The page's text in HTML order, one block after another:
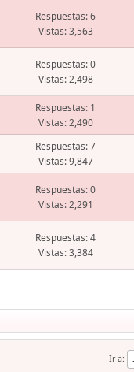
Respuestas: 6
Vistas: 3,563
Respuestas: 0
Vistas: 2,498
Respuestas: 1
Vistas: 2,490
Respuestas: 7
Vistas: 9,847
Respuestas: 0
Vistas: 2,291
Respuestas: 4
Vistas: 3,384
Ir a